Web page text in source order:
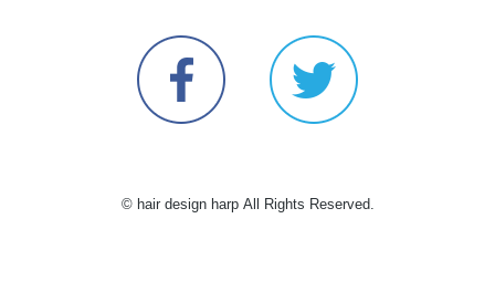
© hair design harp All Rights Reserved.